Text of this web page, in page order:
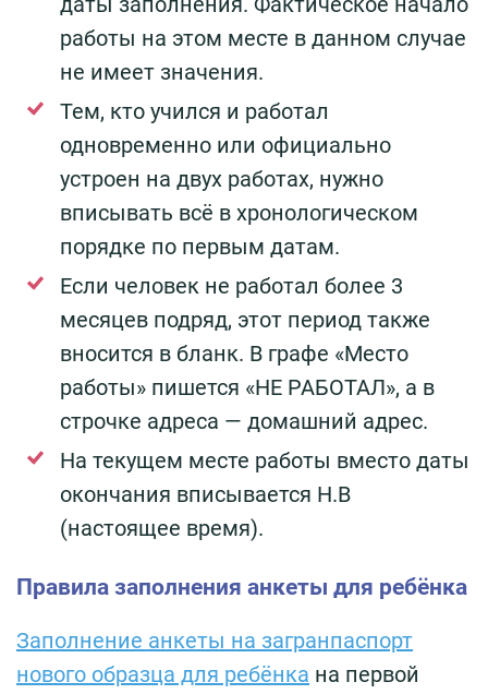
работы на этом месте в данном случае
не имеет значения.
Тем, кто учился и работал
одновременно или официально
устроен на двух работах, нужно
вписывать всё в хронологическом
порядке по первым датам.
Если человек не работал более 3
месяцев подряд, этот период также
вносится в бланк. В графе «Место
работы» пишется «НЕ РАБОТАЛ», а в
строчке адреса — домашний адрес.
На текущем месте работы вместо даты
окончания вписывается Н.В
(настоящее время).
Правила заполнения анкеты для ребёнка
Заполнение анкеты на загранпаспорт
нового образца для ребёнка на первой